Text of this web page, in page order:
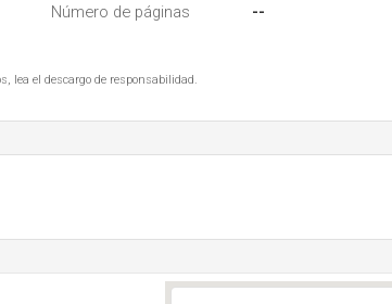
Número de páginas --
lea el descargo de responsabilidad.